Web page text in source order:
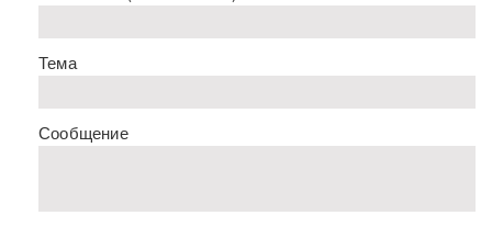
Тема
Сообщение